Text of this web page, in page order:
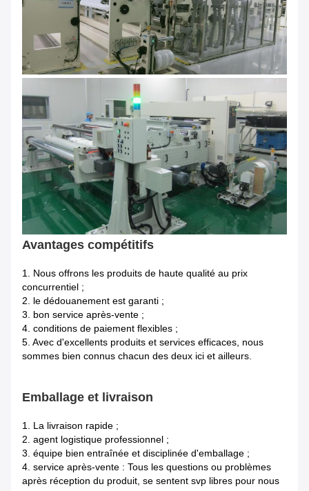
Avantages compétitifs
1. Nous offrons les produits de haute qualité au prix
concurrentiel ;
2. le dédouanement est garanti ;
3. bon service après-vente ;
4. conditions de paiement flexibles ;
5. Avec d'excellents produits et services efficaces, nous
sommes bien connus chacun des deux ici et ailleurs.
Emballage et livraison
1. La livraison rapide ;
2. agent logistique professionnel ;
3. équipe bien entraînée et disciplinée d'emballage ;
4. service après-vente : Tous les questions ou problèmes
après réception du produit, se sentent svp libres pour nous